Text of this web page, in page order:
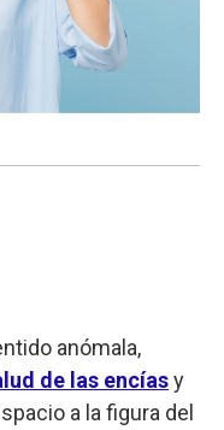
anómala,
de las encíasy
a la figura del